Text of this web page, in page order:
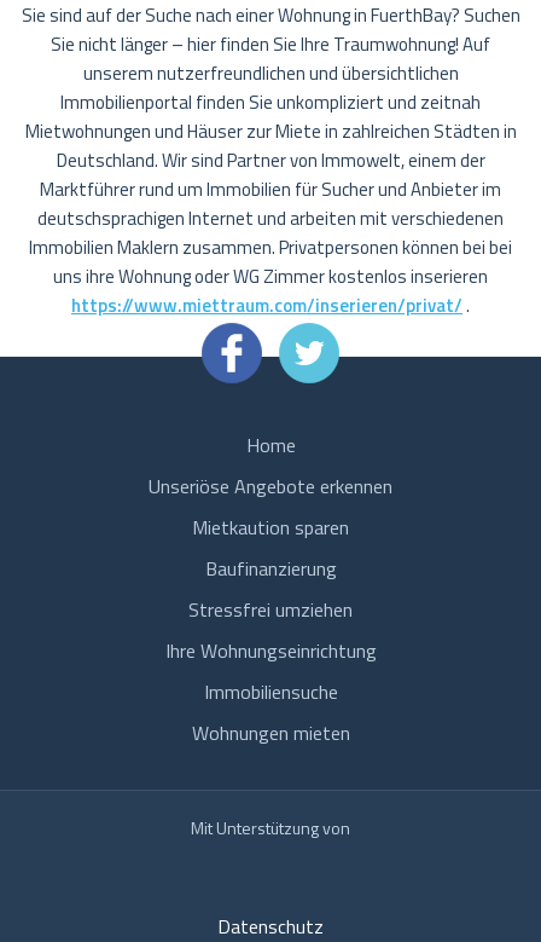
Sie sind auf der Suche nach einer Wohnung in FuerthBay? Suchen
Sie nicht länger – hier finden Sie Ihre Traumwohnung! Auf
unserem nutzerfreundlichen und übersichtlichen
Immobilienportal finden Sie unkompliziert und zeitnah
Mietwohnungen und Häuser zur Miete in zahlreichen Städten in
Deutschland. Wir sind Partner von Immowelt, einem der
Marktführer rund um Immobilien für Sucher und Anbieter im
deutschsprachigen Internet und arbeiten mit verschiedenen
Immobilien Maklern zusammen. Privatpersonen können bei bei
uns ihre Wohnung oder WG Zimmer kostenlos inserieren
https://www.miettraum.com/inserieren/privat/.
Home
Unseriöse Angebote erkennen
Mietkaution sparen
Baufinanzierung
Stressfrei umziehen
Ihre Wohnungseinrichtung
Immobiliensuche
Wohnungen mieten
Mit Unterstützung von
Datenschutz